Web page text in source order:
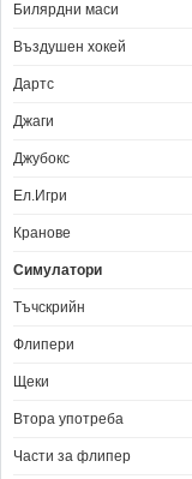
Билярдни маси
Въздушен хокей
Дартс
Джаги
Джубокс
Ел.Игри
Кранове
Симулатори
Тъчскрийн
Флипери
Щеки
Втора употреба
Части за флипер